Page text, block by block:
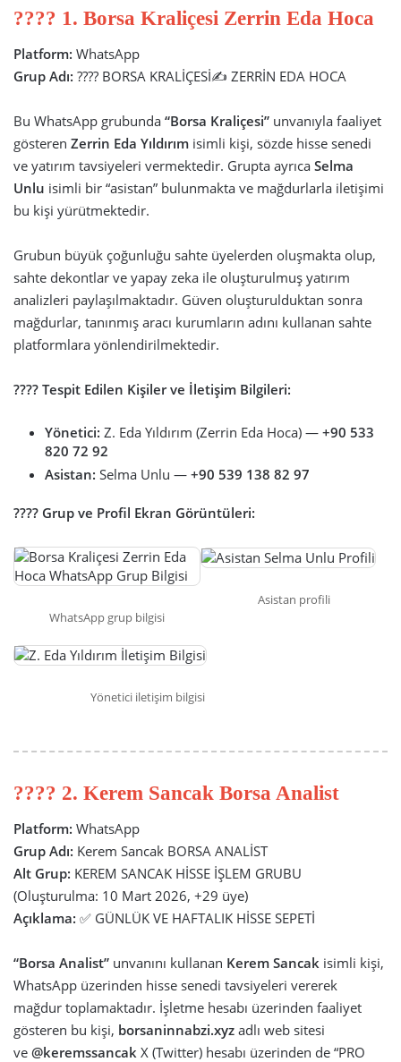
???? 1. Borsa Kraliçesi Zerrin Eda Hoca
Platform: WhatsApp
Grup Adı: ???? BORSA KRALİÇESİ✍ ZERRİN EDA HOCA
Bu WhatsApp grubunda “Borsa Kraliçesi” unvanıyla faaliyet
gösteren Zerrin Eda Yıldırım isimli kişi, sözde hisse senedi
ve yatırım tavsiyeleri vermektedir. Grupta ayrıca Selma
Unlu isimli bir “asistan” bulunmakta ve mağdurlarla iletişimi
bu kişi yürütmektedir.
Grubun büyük çoğunluğu sahte üyelerden oluşmakta olup,
sahte dekontlar ve yapay zeka ile oluşturulmuş yatırım
analizleri paylaşılmaktadır. Güven oluşturulduktan sonra
mağdurlar, tanınmış aracı kurumların adını kullanan sahte
platformlara yönlendirilmektedir.
???? Tespit Edilen Kişiler ve İletişim Bilgileri:
Yönetici: Z. Eda Yıldırım (Zerrin Eda Hoca) — +90 533
820 72 92
Asistan: Selma Unlu — +90 539 138 82 97
???? Grup ve Profil Ekran Görüntüleri:
WhatsApp grup bilgisi
Asistan profili
Yönetici iletişim bilgisi
???? 2. Kerem Sancak Borsa Analist
Platform: WhatsApp
Grup Adı: Kerem Sancak BORSA ANALİST
Alt Grup: KEREM SANCAK HİSSE İŞLEM GRUBU
(Oluşturulma: 10 Mart 2026, +29 üye)
Açıklama: ✅ GÜNLÜK VE HAFTALIK HİSSE SEPETİ
“Borsa Analist” unvanını kullanan Kerem Sancak isimli kişi,
WhatsApp üzerinden hisse senedi tavsiyeleri vererek
mağdur toplamaktadır. İşletme hesabı üzerinden faaliyet
gösteren bu kişi, borsaninnabzi.xyz adlı web sitesi
ve @keremssancak X (Twitter) hesabı üzerinden de “PRO